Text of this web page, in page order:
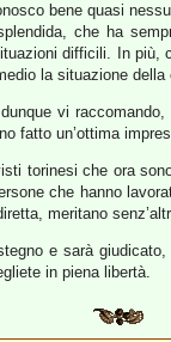
bene quasi
che ha
difficili. In più,
la situazione
vi
fatto un’ottima
torinesi che ora
che hanno
meritano
e sarà
in piena libertà.